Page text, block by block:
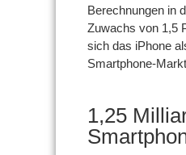
Berechnungen in
Zuwachs von 1,5
sich das iPhone
Smartphone-
1,25